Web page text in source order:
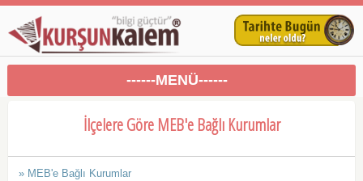
------MENÜ------
İlçelere Göre MEB'e Bağlı Kurumlar
» MEB'e Bağlı Kurumlar